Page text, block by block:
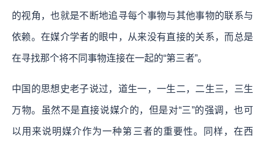
的视角，也就是不断地追寻每个事物与其他事物的联系与
依赖。在媒介学者的眼中，从来没有直接的关系，而总是
在寻找那个将不同事物连接在一起的“第三者”。
中国的思想史老子说过，道生一，一生二，二生三，三生
万物。虽然不是直接说媒介的，但是对“三”的强调，也可
以用来说明媒介作为一种第三者的重要性。同样，在西